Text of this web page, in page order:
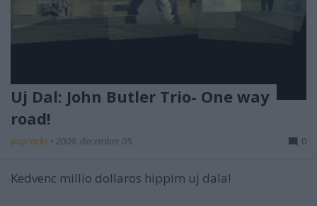
Uj Dal: John Butler Trio- One way
road!
poprocks • 2009. december 05. 0
Kedvenc millio dollaros hippim uj dala!